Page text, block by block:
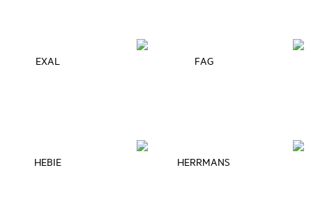
EXAL FAG
HEBIE HERRMANS